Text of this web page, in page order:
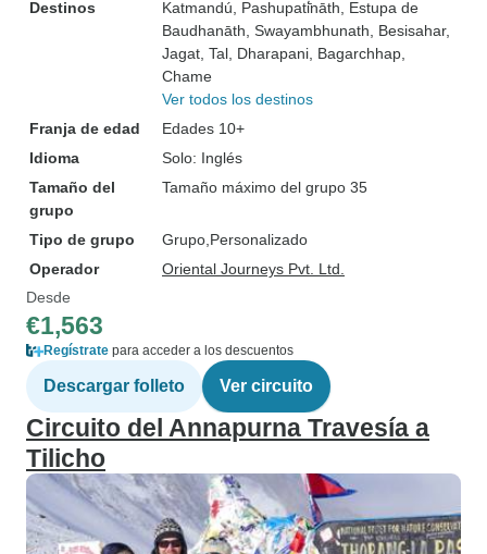
Destinos Katmandú , Pashupati̇̄nāth , Estupa de
Baudhanāth , Swayambhunath , Besisahar,
Jagat , Tal , Dharapani , Bagarchhap
Chame
Ver todos los destinos
Franja de edad
Edades 10+
Idioma
Solo: Inglés
Tamaño del
grupo
Tamaño máximo del grupo 35
Tipo de grupo Grupo Personalizado
Operador
Oriental Journeys Pvt. Ltd.
Desde
€1,563
Regístrate para acceder a los descuentos
Descargar folleto Ver circuito
Circuito del Annapurna Travesía a
Tilicho